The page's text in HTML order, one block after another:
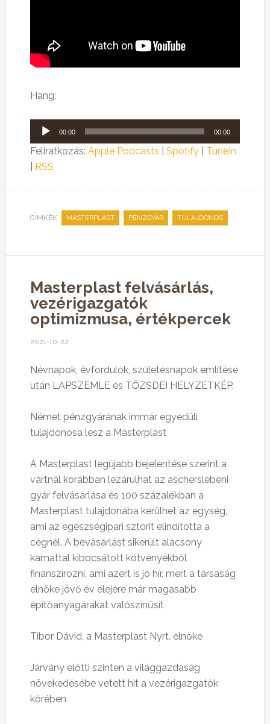
Hang:
Audió
lejátszó
00:00 00:00
Feliratkozás: Apple Podcasts Spotify| TuneIn
RSS
CÍMKÉK: MASTERPLAST , PÉNZGYÁR , TULAJDONOS
Masterplast felvásárlás,
vezérigazgatók
optimizmusa, értékpercek
2021-10-22
Névnapok, évfordulók, születésnapok említése
után LAPSZEMLE és TŐZSDEI HELYZETKÉP.
Német pénzgyárának immár egyedüli
tulajdonosa lesz a Masterplast
A Masterplast legújabb bejelentése szerint a
vártnál korábban lezárulhat az ascherslebeni
gyár felvásárlása és 100 százalékban a
Masterplast tulajdonába kerülhet az egység,
ami az egészségipari sztorit elindította a
cégnél. A bevásárlást sikerült alacsony
kamattal kibocsátott kötvényekből
finanszírozni, ami azért is jó hír, mert a társaság
elnöke jövő év elejére már magasabb
építőanyagárakat valószínűsít
Tibor Dávid, a Masterplast Nyrt. elnöke
Járvány előtti szinten a világgazdaság
növekedésébe vetett hit a vezérigazgatók
körében